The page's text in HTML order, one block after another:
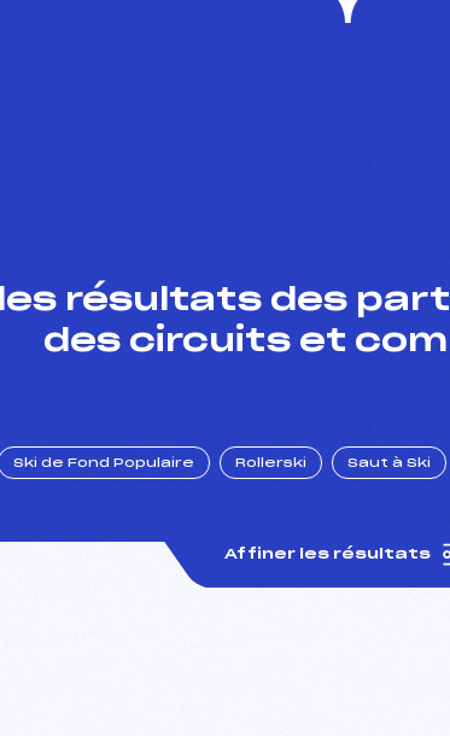
résultats des
des circuits et
Ski de Fond Populaire Rollerski Saut à Ski
Affiner les résultats